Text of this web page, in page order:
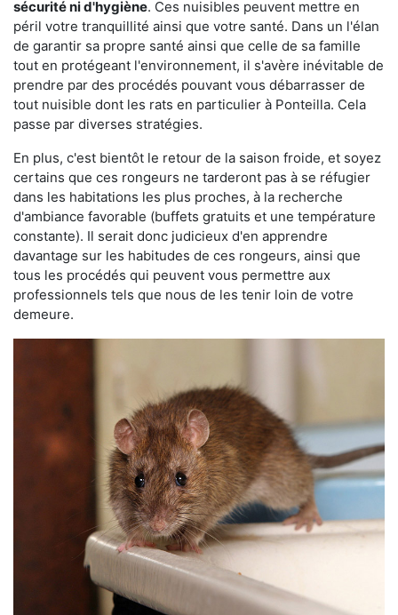
sécurité ni d'hygiène. Ces nuisibles peuvent mettre en
péril votre tranquillité ainsi que votre santé. Dans un l'élan
de garantir sa propre santé ainsi que celle de sa famille
tout en protégeant l'environnement, il s'avère inévitable de
prendre par des procédés pouvant vous débarrasser de
tout nuisible dont les rats en particulier à Ponteilla. Cela
passe par diverses stratégies.
En plus, c'est bientôt le retour de la saison froide, et soyez
certains que ces rongeurs ne tarderont pas à se réfugier
dans les habitations les plus proches, à la recherche
d'ambiance favorable (buffets gratuits et une température
constante). Il serait donc judicieux d'en apprendre
davantage sur les habitudes de ces rongeurs, ainsi que
tous les procédés qui peuvent vous permettre aux
professionnels tels que nous de les tenir loin de votre
demeure.